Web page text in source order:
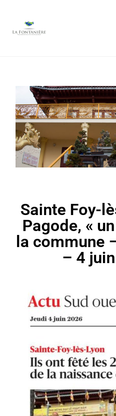
Sainte Foy-
Pagode, «
la commune
– 4